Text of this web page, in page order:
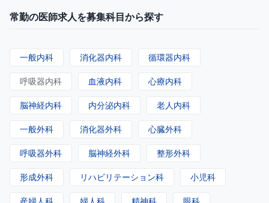
常勤の医師求人を募集科目から探す
一般内科 消化器内科 循環器内科
呼吸器内科 血液内科 心療内科
脳神経内科 内分泌内科 老人内科
一般外科 消化器外科 心臓外科
呼吸器外科 脳神経外科 整形外科
形成外科 リハビリテーション科 小児科